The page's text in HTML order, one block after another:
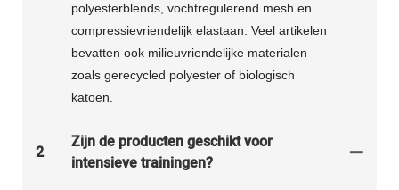
polyesterblends, vochtregulerend mesh en
compressievriendelijk elastaan. Veel artikelen
bevatten ook milieuvriendelijke materialen
zoals gerecycled polyester of biologisch
katoen.
2
Zijn de producten geschikt voor
intensieve trainingen?